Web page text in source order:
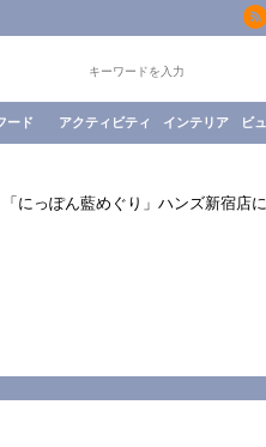
ード アクティビティ インテリア ビ
にっぽん藍めぐり」ハンズ新宿店